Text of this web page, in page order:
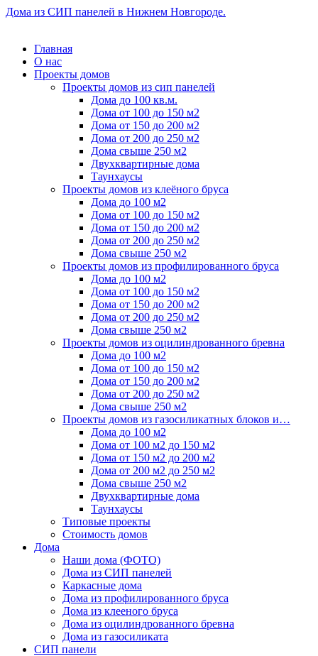
Дома из СИП панелей в Нижнем Новгороде.
Главная
О нас
Проекты домов
Проекты домов из сип панелей
Дома до 100 кв.м.
Дома от 100 до 150 м2
Дома от 150 до 200 м2
Дома от 200 до 250 м2
Дома свыше 250 м2
Двухквартирные дома
Таунхаусы
Проекты домов из клеёного бруса
Дома до 100 м2
Дома от 100 до 150 м2
Дома от 150 до 200 м2
Дома от 200 до 250 м2
Дома свыше 250 м2
Проекты домов из профилированного бруса
Дома до 100 м2
Дома от 100 до 150 м2
Дома от 150 до 200 м2
Дома от 200 до 250 м2
Дома свыше 250 м2
Проекты домов из оцилиндрованного бревна
Дома до 100 м2
Дома от 100 до 150 м2
Дома от 150 до 200 м2
Дома от 200 до 250 м2
Дома свыше 250 м2
Проекты домов из газосиликатных блоков и…
Дома до 100 м2
Дома от 100 м2 до 150 м2
Дома от 150 м2 до 200 м2
Дома от 200 м2 до 250 м2
Дома свыше 250 м2
Двухквартирные дома
Таунхаусы
Типовые проекты
Стоимость домов
Дома
Наши дома (ФОТО)
Дома из СИП панелей
Каркасные дома
Дома из профилированного бруса
Дома из клееного бруса
Дома из оцилиндрованного бревна
Дома из газосиликата
СИП панели